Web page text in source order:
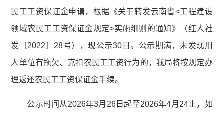
民工工资保证金申请，根据《关于转发云南省<工程建设
领域农民工工资保证金规定>实施细则的通知》（红人社
发〔2022〕28号），现公示30日。公示期满，未发现用
人单位有拖欠、克扣农民工工资行为的，我局将按规定办
理返还农民工工资保证金手续。
公示时间从2026年3月26日起至2026年4月24止，如